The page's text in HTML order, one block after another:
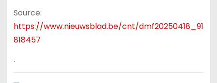
Source:
https://www.nieuwsblad.be/cnt/dmf20250418_91
818457
.